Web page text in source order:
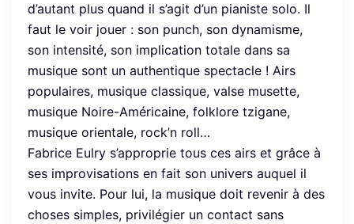
d’autant plus quand il s’agit d’un pianiste solo. Il
faut le voir jouer : son punch, son dynamisme,
son intensité, son implication totale dans sa
musique sont un authentique spectacle ! Airs
populaires, musique classique, valse musette,
musique Noire-Américaine, folklore tzigane,
musique orientale, rock’n roll…
Fabrice Eulry s’approprie tous ces airs et grâce à
ses improvisations en fait son univers auquel il
vous invite. Pour lui, la musique doit revenir à des
choses simples, privilégier un contact sans